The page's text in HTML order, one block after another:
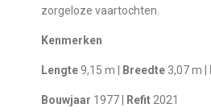
zorgeloze vaartochten.
Kenmerken
Lengte9,15 m | Breedte 3,07 m |
Bouwjaar 1977 | Refit 2021